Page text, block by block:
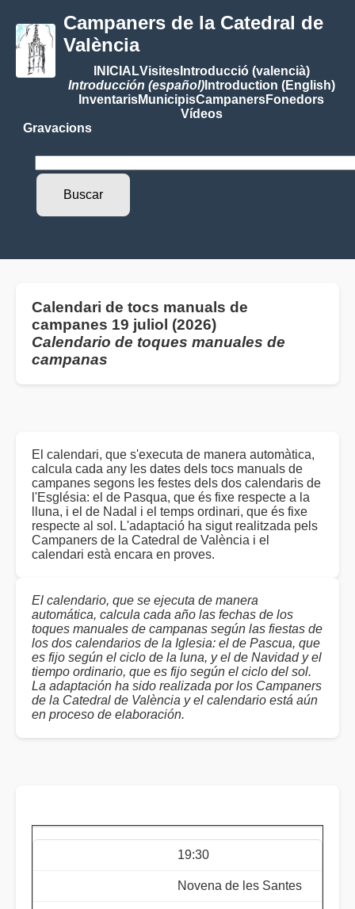
Campaners de la Catedral de
València
INICIALVisitesIntroducció (valencià)
Introducción (español)Introduction (English)
InventarisMunicipisCampanersFonedors
Vídeos
Gravacions
Calendari de tocs manuals de
campanes 19 juliol (2026)
Calendario de toques manuales de
campanas
El calendari, que s'executa de manera automàtica,
calcula cada any les dates dels tocs manuals de
campanes segons les festes dels dos calendaris de
l'Església: el de Pasqua, que és fixe respecte a la
lluna, i el de Nadal i el temps ordinari, que és fixe
respecte al sol. L'adaptació ha sigut realitzada pels
Campaners de la Catedral de València i el
calendari està encara en proves.
El calendario, que se ejecuta de manera
automática, calcula cada año las fechas de los
toques manuales de campanas según las fiestas de
los dos calendarios de la Iglesia: el de Pascua, que
es fijo según el ciclo de la luna, y el de Navidad y el
tiempo ordinario, que es fijo según el ciclo del sol.
La adaptación ha sido realizada por los Campaners
de la Catedral de València y el calendario está aún
en proceso de elaboración.
19:30
Novena de les Santes